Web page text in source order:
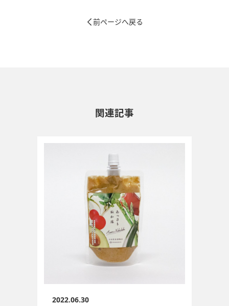
前ページへ戻る
関連記事
2022.06.30